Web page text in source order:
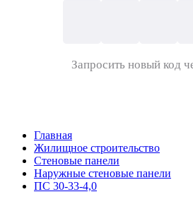
Запросить новый код
Главная
Жилищное строительство
Стеновые панели
Наружные стеновые панели
ПС 30-33-4,0